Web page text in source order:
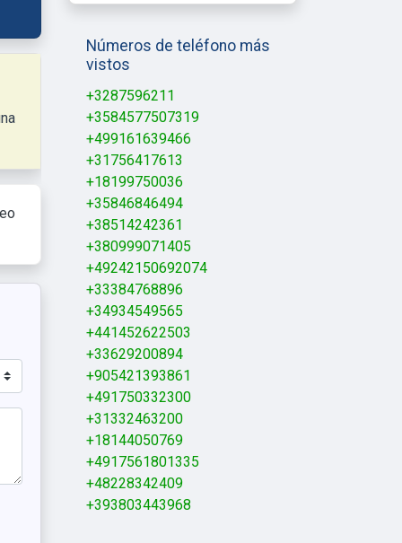
Números de teléfono más
vistos
+3287596211
+3584577507319
+499161639466
+31756417613
+18199750036
+35846846494
+38514242361
+380999071405
+49242150692074
+33384768896
+34934549565
+441452622503
+33629200894
+905421393861
+491750332300
+31332463200
+18144050769
+4917561801335
+48228342409
+393803443968